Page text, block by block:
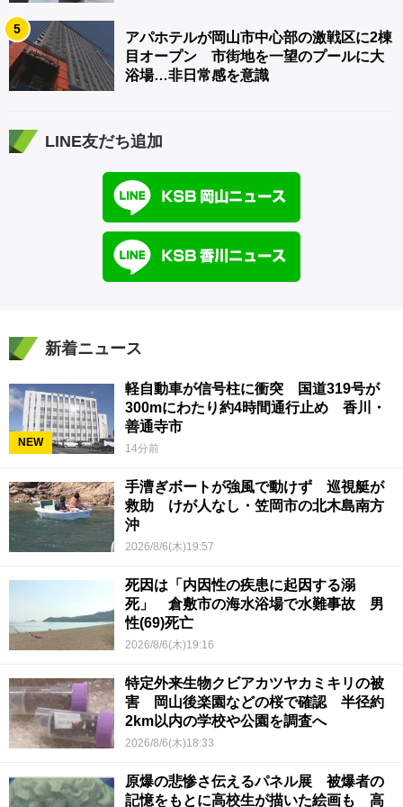
5
アパホテルが岡山市中心部の激戦区に2棟
目オープン 市街地を一望のプールに大
浴場…非日常感を意識
LINE友だち追加
新着ニュース
NEW
軽自動車が信号柱に衝突 国道319号が
300mにわたり約4時間通行止め 香川・
善通寺市
14分前
手漕ぎボートが強風で動けず 巡視艇が
救助 けが人なし・笠岡市の北木島南方
沖
2026/8/6(木)19:57
死因は「内因性の疾患に起因する溺
死」 倉敷市の海水浴場で水難事故 男
性(69)死亡
2026/8/6(木)19:16
特定外来生物クビアカツヤカミキリの被
害 岡山後楽園などの桜で確認 半径約
2km以内の学校や公園を調査へ
2026/8/6(木)18:33
原爆の悲惨さ伝えるパネル展 被爆者の
記憶をもとに高校生が描いた絵画も 高